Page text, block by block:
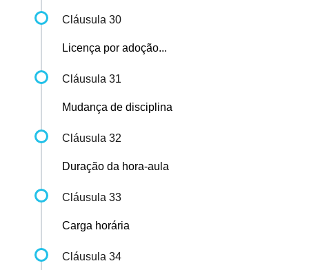
Cláusula 30
Licença por adoção...
Cláusula 31
Mudança de disciplina
Cláusula 32
Duração da hora-aula
Cláusula 33
Carga horária
Cláusula 34